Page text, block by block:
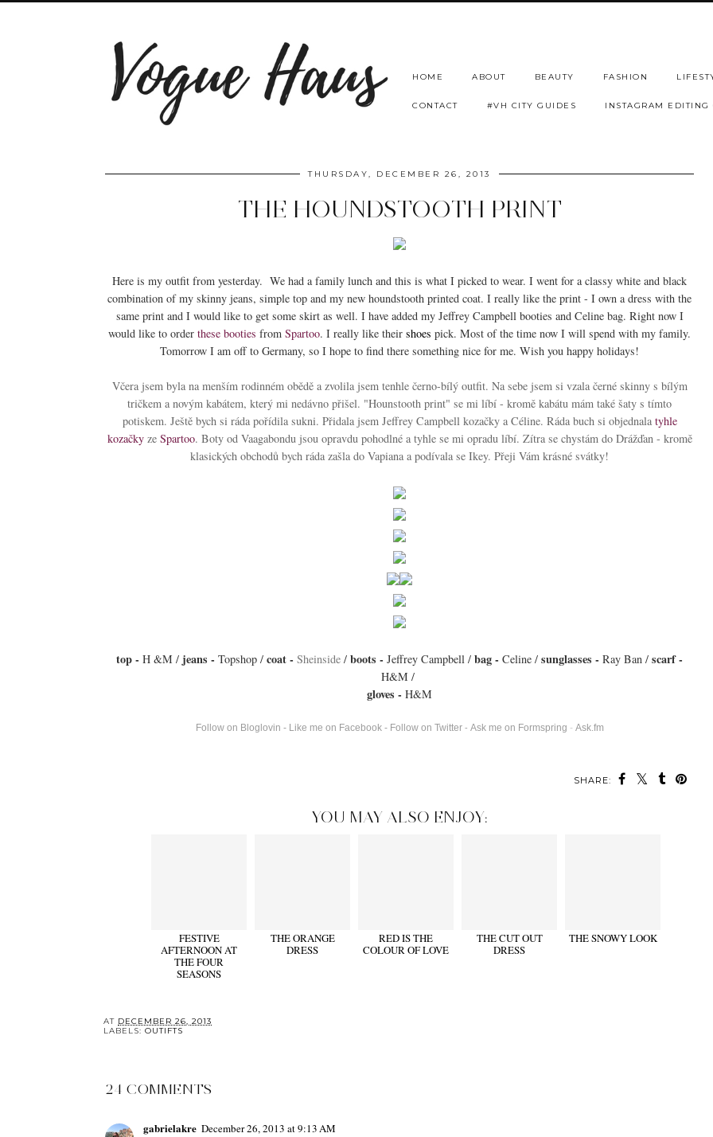
HOME ABOUT BEAUTY FASHION
CONTACT #VH CITY GUIDES INSTAGRAM EDITING
THURSDAY, DECEMBER 26, 2013
THE HOUNDSTOOTH PRINT
Here is my outfit from yesterday. We had a family lunch and this is what I picked to wear. I went for a classy white and black
combination of my skinny jeans, simple top and my new houndstooth printed coat. I really like the print - I own a dress with the
same print and I would like to get some skirt as well. I have added my Jeffrey Campbell booties and Celine bag. Right now I
would like to order these booties from Spartoo. I really like their shoes pick. Most of the time now I will spend with my family.
Tomorrow I am off to Germany, so I hope to find there something nice for me. Wish you happy holidays!
Včera jsem byla na menším rodinném obědě a zvolila jsem tenhle černo-bílý outfit. Na sebe jsem si vzala černé skinny s bílým
tričkem a novým kabátem, který mi nedávno přišel. "Hounstooth print" se mi líbí - kromě kabátu mám také šaty s tímto
potiskem. Ještě bych si ráda pořídila sukni. Přidala jsem Jeffrey Campbell kozačky a Céline. Ráda buch si objednala tyhle
kozačkyze Spartoo. Botyod Vaagabondu jsou opravdu pohodlné a tyhle se mi opradu líbí. Zítra se chystám do Drážďan - kromě
klasických obchodů bych ráda zašla do Vapiana a podívala se Ikey. Přeji Vám krásné svátky!
top - H &M / jeans - Topshop / coat - Sheinside / boots - Jeffrey Campbell / bag - Celine / sunglasses - Ray Ban / scarf -
H&M /
gloves - H&M
Follow on Bloglovin - Like me on Facebook- Follow on Twitter - Ask me on Formspring - Ask.fm
SHARE:
YOU MAY ALSO ENJOY:
FESTIVE
AFTERNOON AT
THE FOUR
SEASONS
THE ORANGE
DRESS
RED IS THE
COLOUR OF LOVE
THE CUT OUT
DRESS
THE SNOWY LOOK
AT DECEMBER 26, 2013
LABELS: OUTIFTS
24 COMMENTS
gabrielakre December 26, 2013 at 9:13 AM